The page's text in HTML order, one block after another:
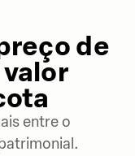
de
entre o